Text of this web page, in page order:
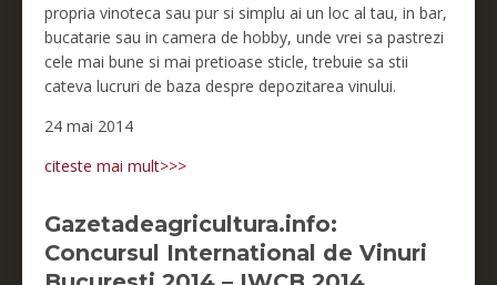
propria vinoteca sau pur si simplu ai un loc al tau, in bar,
bucatarie sau in camera de hobby, unde vrei sa pastrezi
cele mai bune si mai pretioase sticle, trebuie sa stii
cateva lucruri de baza despre depozitarea vinului.
24 mai 2014
citeste mai mult>>>
Gazetadeagricultura.info:
Concursul International de Vinuri